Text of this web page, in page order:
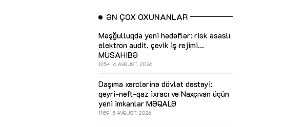
ƏN ÇOX OXUNANLAR
Məşğulluqda yeni hədəflər: risk əsaslı
elektron audit, çevik iş rejimi...
MÜSAHİBƏ
12:54 6 AVQUST, 2026
Daşıma xərclərinə dövlət dəstəyi:
qeyri-neft-qaz ixracı və Naxçıvan üçün
yeni imkanlar MƏQALƏ
11:59 5 AVQUST, 2026